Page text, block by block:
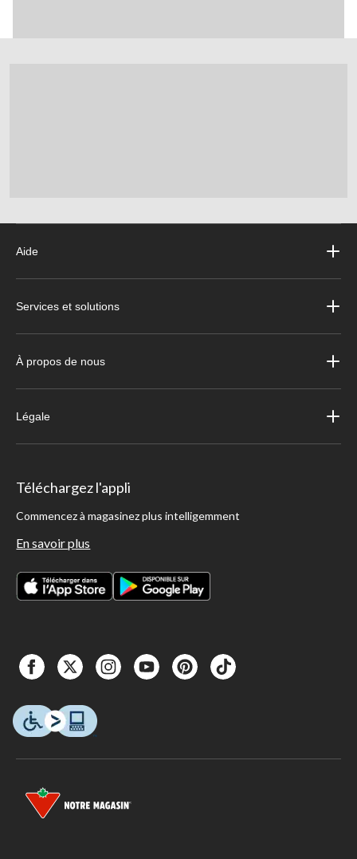
Aide
Services et solutions
À propos de nous
Légale
Téléchargez l'appli
Commencez à magasinez plus intelligemment
En savoir plus